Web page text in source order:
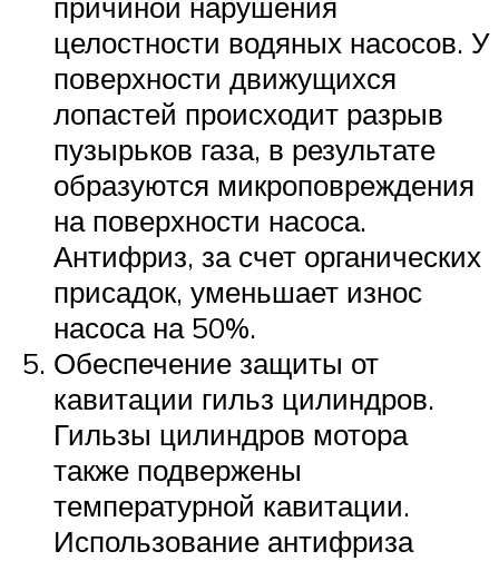
целостности водяных насосов. У
поверхности движущихся
лопастей происходит разрыв
пузырьков газа, в результате
образуются микроповреждения
на поверхности насоса.
Антифриз, за счет органических
присадок, уменьшает износ
насоса на 50%.
Обеспечение защиты от
кавитации гильз цилиндров.
Гильзы цилиндров мотора
также подвержены
температурной кавитации.
Использование антифриза